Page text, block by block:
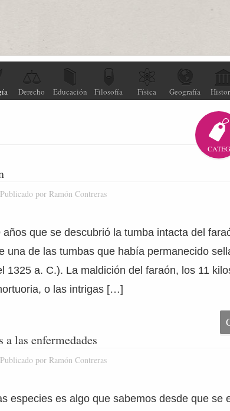
Derecho Educación Filosofía Física Geografía
CATEG
Publicado por Ramón Contreras
que se descubrió la tumba intacta del
una de las tumbas que había permanecido
1325 a. C.). La maldición del faraón, los 11
o las intrigas […]
las enfermedades
Publicado por Ramón Contreras
especies es algo que sabemos desde que se